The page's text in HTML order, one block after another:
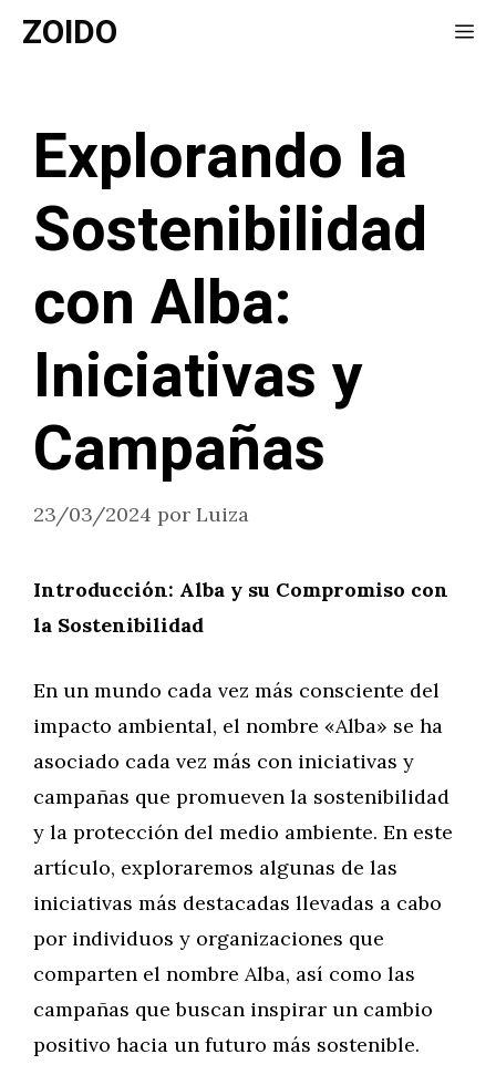
Saltar
ZOIDO
Explorando la
Sostenibilidad
con Alba:
Iniciativas y
Campañas
23/03/2024 por Luiza
Introducción: Alba y su Compromiso con
la Sostenibilidad
En un mundo cada vez más consciente del
impacto ambiental, el nombre «Alba» se ha
asociado cada vez más con iniciativas y
campañas que promueven la sostenibilidad
y la protección del medio ambiente. En este
artículo, exploraremos algunas de las
iniciativas más destacadas llevadas a cabo
por individuos y organizaciones que
comparten el nombre Alba, así como las
campañas que buscan inspirar un cambio
positivo hacia un futuro más sostenible.